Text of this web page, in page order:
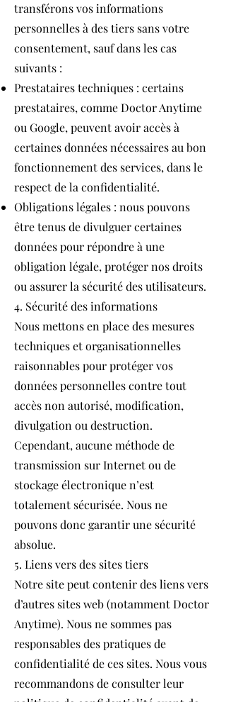
transférons vos informations
personnelles à des tiers sans votre
consentement, sauf dans les cas
suivants :
Prestataires techniques : certains
prestataires, comme Doctor Anytime
ou Google, peuvent avoir accès à
certaines données nécessaires au bon
fonctionnement des services, dans le
respect de la confidentialité.
Obligations légales : nous pouvons
être tenus de divulguer certaines
données pour répondre à une
obligation légale, protéger nos droits
ou assurer la sécurité des utilisateurs.
4. Sécurité des informations
Nous mettons en place des mesures
techniques et organisationnelles
raisonnables pour protéger vos
données personnelles contre tout
accès non autorisé, modification,
divulgation ou destruction.
Cependant, aucune méthode de
transmission sur Internet ou de
stockage électronique n’est
totalement sécurisée. Nous ne
pouvons donc garantir une sécurité
absolue.
5. Liens vers des sites tiers
Notre site peut contenir des liens vers
d’autres sites web (notamment Doctor
Anytime). Nous ne sommes pas
responsables des pratiques de
confidentialité de ces sites. Nous vous
recommandons de consulter leur